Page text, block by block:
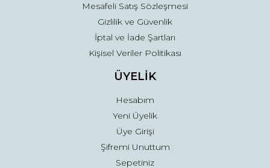
Mesafeli Satış Sözleşmesi
Gizlilik ve Güvenlik
İptal ve İade Şartları
Kişisel Veriler Politikası
ÜYELİK
Hesabım
Yeni Üyelik
Üye Girişi
Şifremi Unuttum
Sepetiniz